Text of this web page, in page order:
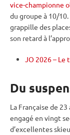
vice-championne
du groupe à 10/
grappille des
son retard à
JO 2026 – Le
Du
La Française de
engagé en vingt
d’excellentes